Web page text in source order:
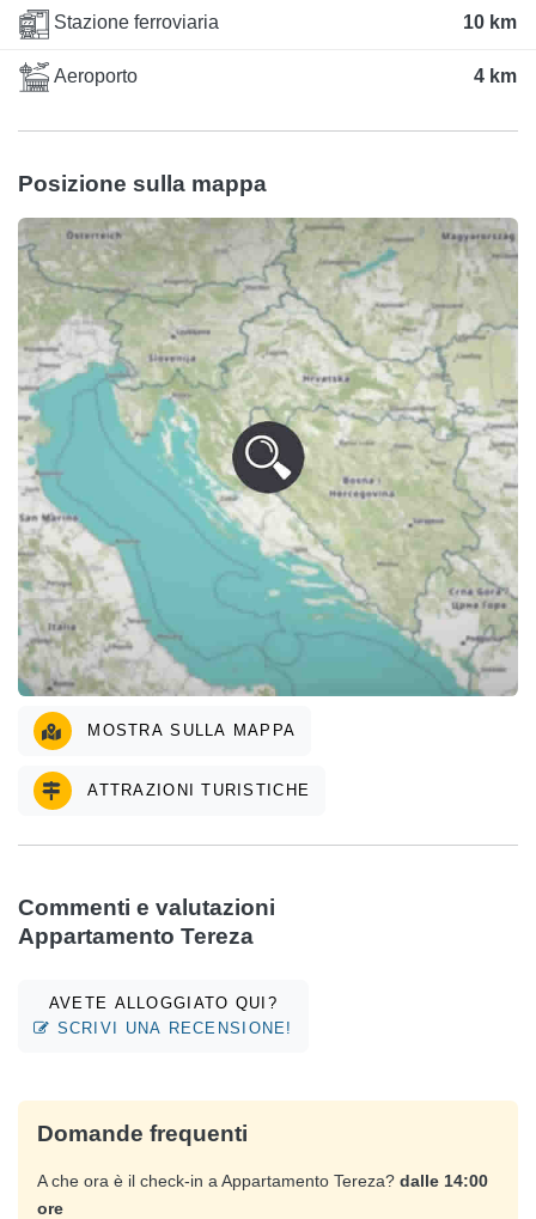
Stazione ferroviaria 10 km
Aeroporto 4 km
Posizione sulla mappa
MOSTRA SULLA MAPPA
ATTRAZIONI TURISTICHE
Commenti e valutazioni
Appartamento Tereza
AVETE ALLOGGIATO QUI?
SCRIVI UNA RECENSIONE!
Domande frequenti
A che ora è il check-in a Appartamento Tereza? dalle 14:00
ore